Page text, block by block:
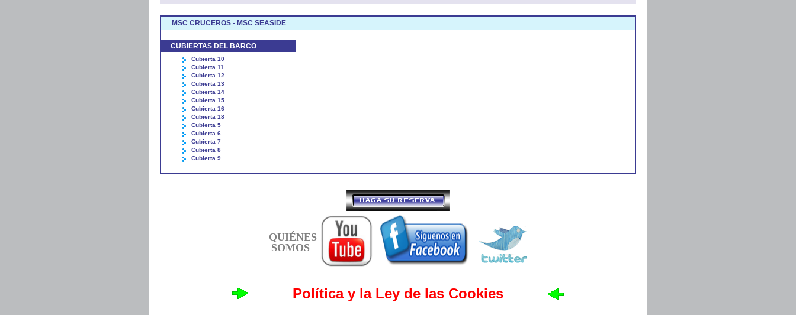
MSC CRUCEROS - MSC SEASIDE
CUBIERTAS DEL BARCO
Cubierta 10
Cubierta 11
Cubierta 12
Cubierta 13
Cubierta 14
Cubierta 15
Cubierta 16
Cubierta 18
Cubierta 5
Cubierta 6
Cubierta 7
Cubierta 8
Cubierta 9
QUIÉNES
SOMOS
Política y la Ley de las Cookies